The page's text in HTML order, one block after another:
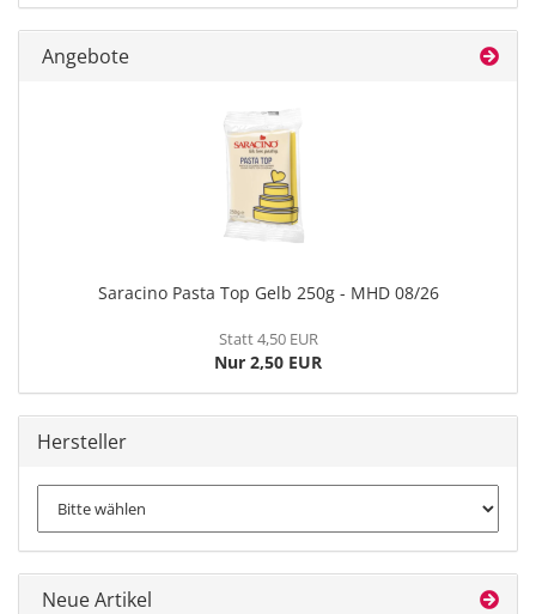
Angebote
Saracino Pasta Top Gelb 250g - MHD 08/26
Statt 4,50 EUR
Nur 2,50 EUR
Hersteller
Neue Artikel